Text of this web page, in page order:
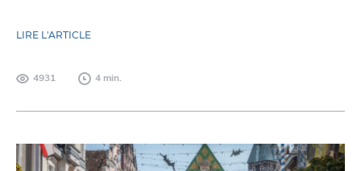
LIRE L'ARTICLE
4931 4 min.